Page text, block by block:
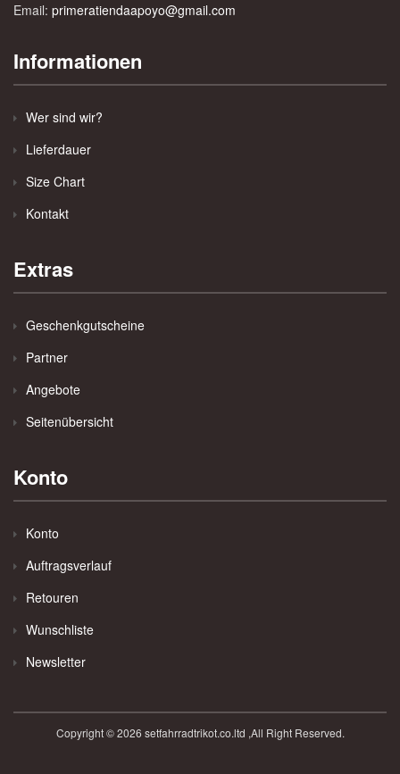
Email: primeratiendaapoyo@gmail.com
Informationen
Wer sind wir?
Lieferdauer
Size Chart
Kontakt
Extras
Geschenkgutscheine
Partner
Angebote
Seitenübersicht
Konto
Konto
Auftragsverlauf
Retouren
Wunschliste
Newsletter
Copyright © 2026 setfahrradtrikot.co.ltd ,All Right Reserved.